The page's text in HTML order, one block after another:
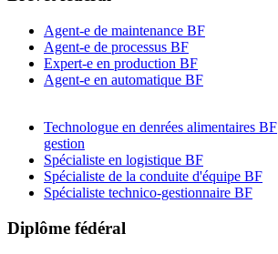
Agent-e de maintenance BF
Agent-e de processus BF
Expert-e en production BF
Agent-e en automatique BF
Technologue en denrées alimentaires BF
gestion
Spécialiste en logistique BF
Spécialiste de la conduite d'équipe BF
Spécialiste technico-gestionnaire BF
Diplôme fédéral